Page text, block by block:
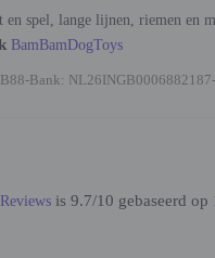
en spel, lange lijnen, riemen en
BamBamDogToys
Bank:
is 9.7/10 gebaseerd op